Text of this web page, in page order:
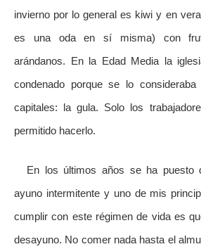
invierno por lo general es kiwi y en
es una oda en sí misma) con
arándanos. En la Edad Media la
condenado porque se lo
capitales: la gula. Solo los
permitido hacerlo.
En los últimos años se ha puesto
ayuno intermitente y uno de mis
cumplir con este régimen de vida es
desayuno. No comer nada hasta el